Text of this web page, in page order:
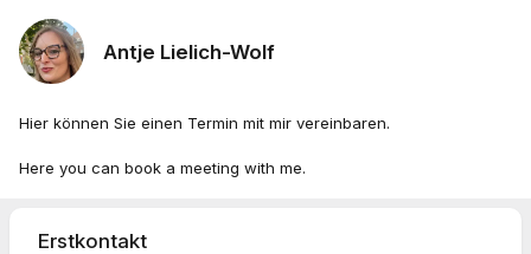
Antje Lielich-Wolf
Hier können Sie einen Termin mit mir vereinbaren.
Here you can book a meeting with me.
Erstkontakt